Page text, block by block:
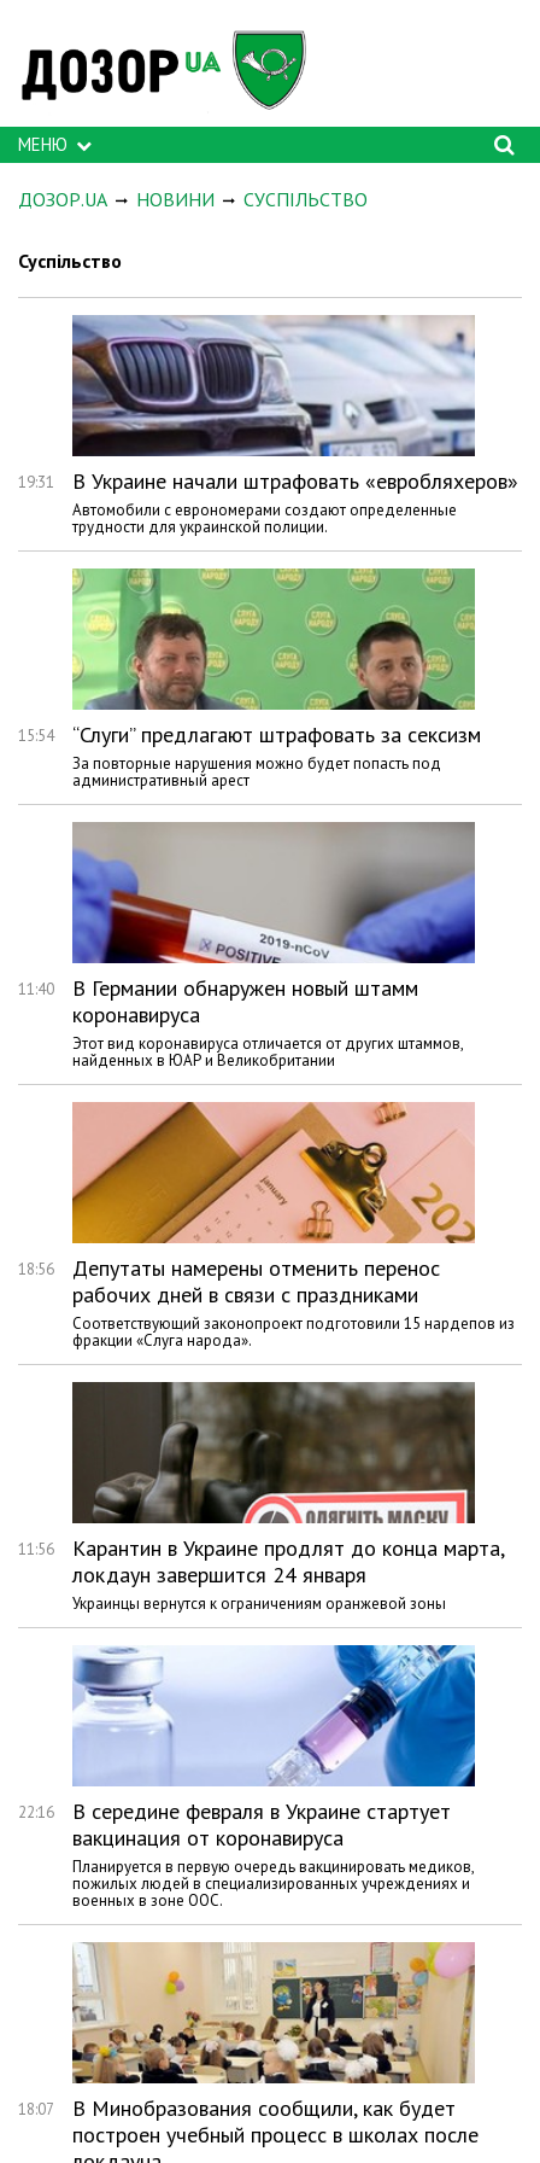
МЕНЮ
ДОЗОР.UA НОВИНИ СУСПІЛЬСТВО
Суспільство
19:31 В Украине начали штрафовать «евробляхеров»
Автомобили с еврономерами создают определенные
трудности для украинской полиции.
15:54 “Слуги” предлагают штрафовать за сексизм
За повторные нарушения можно будет попасть под
административный арест
11:40
В Германии обнаружен новый штамм
коронавируса
Этот вид коронавируса отличается от других штаммов,
найденных в ЮАР и Великобритании
18:56
Депутаты намерены отменить перенос
рабочих дней в связи с праздниками
Соответствующий законопроект подготовили 15 нардепов из
фракции «Слуга народа».
11:56
Карантин в Украине продлят до конца марта,
локдаун завершится 24 января
Украинцы вернутся к ограничениям оранжевой зоны
22:16
В середине февраля в Украине стартует
вакцинация от коронавируса
Планируется в первую очередь вакцинировать медиков,
пожилых людей в специализированных учреждениях и
военных в зоне ООС.
18:07
В Минобразования сообщили, как будет
построен учебный процесс в школах после